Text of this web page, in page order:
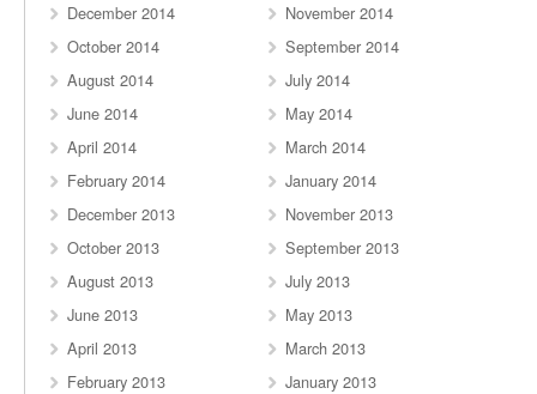
December 2014
November 2014
October 2014
September 2014
August 2014
July 2014
June 2014
May 2014
April 2014
March 2014
February 2014
January 2014
December 2013
November 2013
October 2013
September 2013
August 2013
July 2013
June 2013
May 2013
April 2013
March 2013
February 2013
January 2013